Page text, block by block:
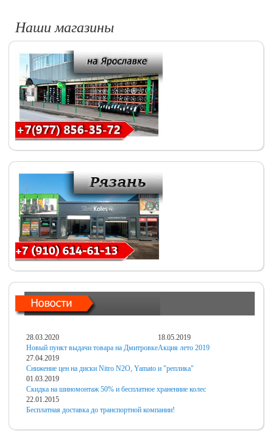
Наши магазины
28.03.2020
Новый пункт выдачи товара на Дмитровке
18.05.2019
Акция лето 2019
27.04.2019
Снижение цен на диски Nitro N2O, Yamato и "реплика"
01.03.2019
Скидка на шиномонтаж 50% и бесплатное хранениие колес
22.01.2015
Бесплатная доставка до транспортной компании!